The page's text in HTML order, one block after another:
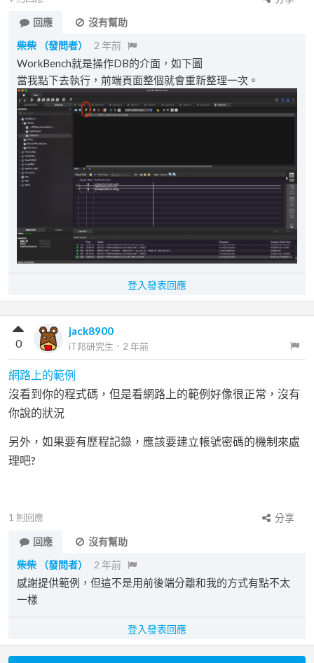
回應
沒有幫助
柴柴
（發問者） 2 年前
WorkBench就是操作DB的介面，如下圖
當我點下去執行，前端頁面整個就會重新整理一次。
登入發表回應
jack8900
iT邦研究生 ． 2 年前
0
網路上的範例
沒看到你的程式碼，但是看網路上的範例好像很正常，沒有
你說的狀況
另外，如果要有歷程記錄，應該要建立帳號密碼的機制來處
理吧?
1 則回應
分享
回應
沒有幫助
柴柴
（發問者） 2 年前
感謝提供範例，但這不是用前後端分離和我的方式有點不太
一樣
登入發表回應